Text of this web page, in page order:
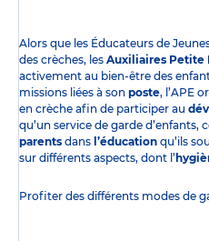
Alors que les Éducateurs de
des crèches, les Auxiliaires Petite
activement au bien-être des
missions liées à son poste, l’APE
en crèche afin de participer au
qu’un service de garde d’enfants,
parents dans l’éducation qu’ils
sur différents aspects, dont l’
Profiter des différents modes de